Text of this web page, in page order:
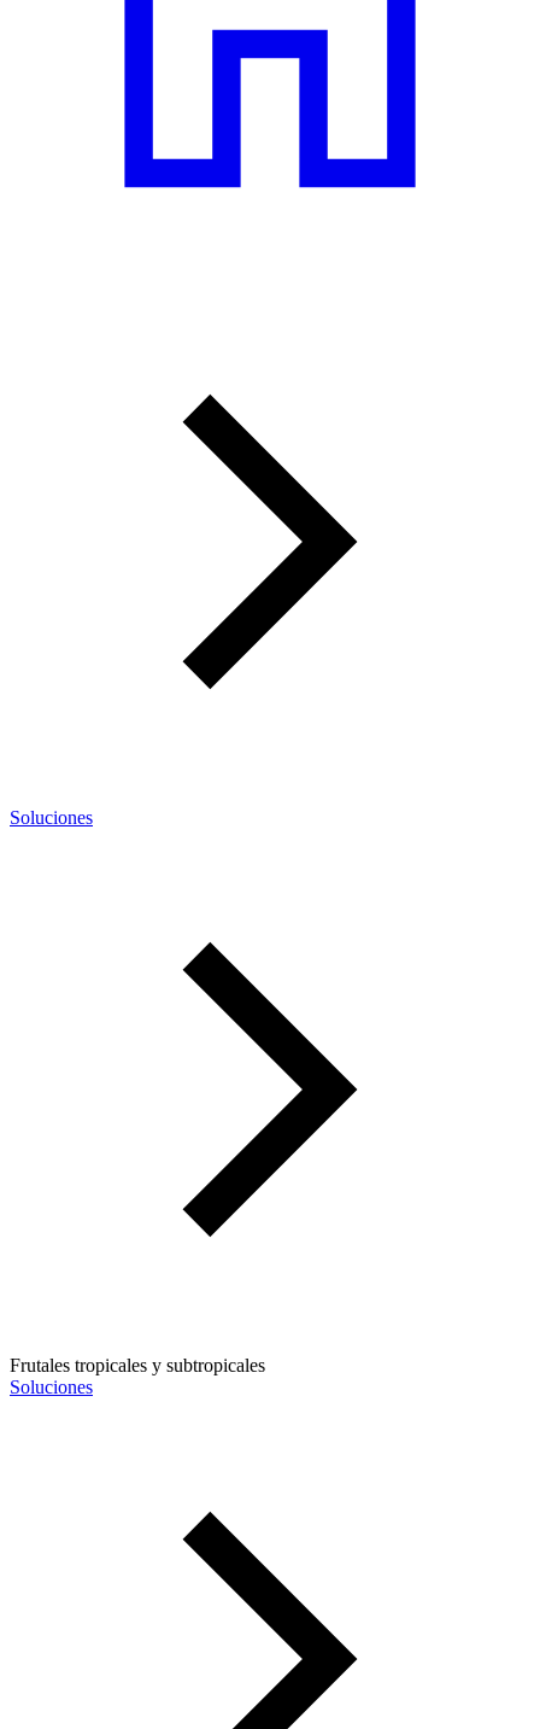
Soluciones
Frutales tropicales y subtropicales
Soluciones